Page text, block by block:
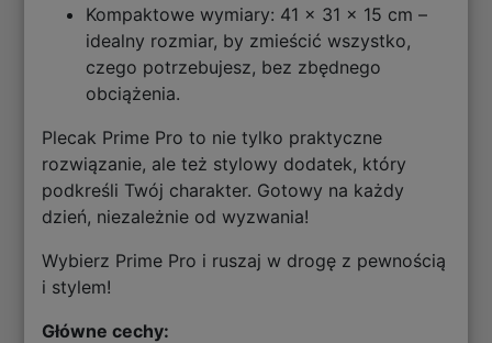
Kompaktowe wymiary: 41 x 31 x 15 cm –
idealny rozmiar, by zmieścić wszystko,
czego potrzebujesz, bez zbędnego
obciążenia.
Plecak Prime Pro to nie tylko praktyczne
rozwiązanie, ale też stylowy dodatek, który
podkreśli Twój charakter. Gotowy na każdy
dzień, niezależnie od wyzwania!
Wybierz Prime Pro i ruszaj w drogę z pewnością
i stylem!
Główne cechy: